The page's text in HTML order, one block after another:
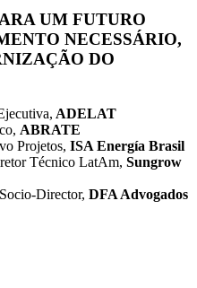
UM FUTURO
NECESSÁRIO,
DO
ADELAT
ABRATE
Projetos, ISA Energía Brasil
Técnico LatAm, Sungrow
Director, DFA Advogados